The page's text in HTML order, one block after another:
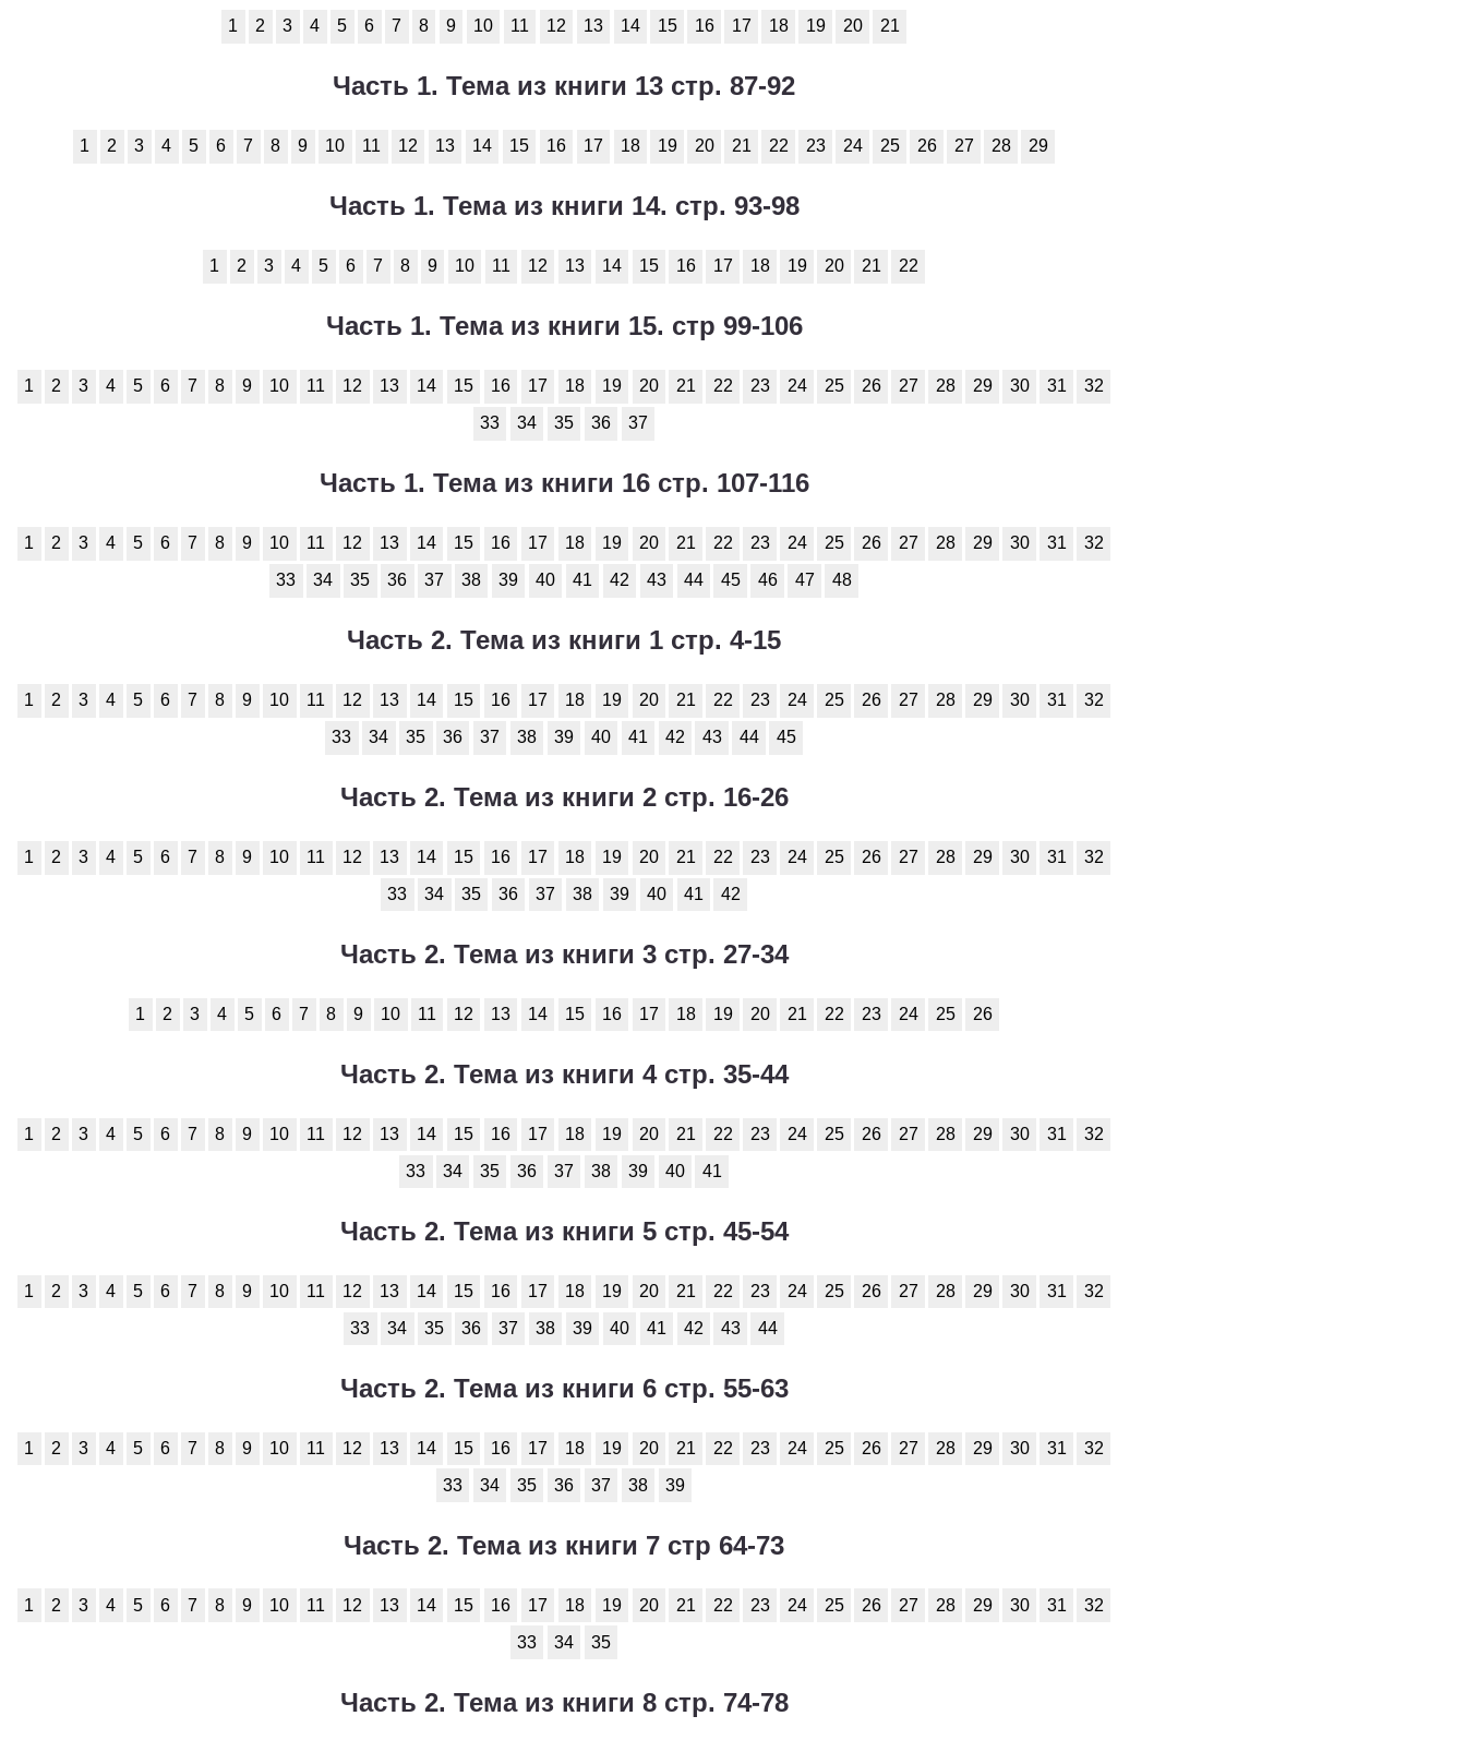
1 2 3 4 5 6 7 8 9 10 11 12 13 14 15 16 17 18 19 20 21
Часть 1. Тема из книги 13 стр. 87-92
1 2 3 4 5 6 7 8 9 10 11 12 13 14 15 16 17 18 19 20 21 22 23 24 25 26 27 28 29
Часть 1. Тема из книги 14. стр. 93-98
1 2 3 4 5 6 7 8 9 10 11 12 13 14 15 16 17 18 19 20 21 22
Часть 1. Тема из книги 15. стр 99-106
1 2 3 4 5 6 7 8 9 10 11 12 13 14 15 16 17 18 19 20 21 22 23 24 25 26 27 28 29 30 31
32
33
34 35 36 37
Часть 1. Тема из книги 16 стр. 107-116
1 2 3 4 5 6 7 8 9 10 11 12 13 14 15 16 17 18 19 20 21 22 23 24 25 26 27 28 29 30 31
32
33
34 35 36 37 38 39 40 41 42 43 44 45 46 47 48
Часть 2. Тема из книги 1 стр. 4-15
1 2 3 4 5 6 7 8 9 10 11 12 13 14 15 16 17 18 19 20 21 22 23 24 25 26 27 28 29 30 31
32
33
34 35 36 37 38 39 40 41 42 43 44 45
Часть 2. Тема из книги 2 стр. 16-26
1 2 3 4 5 6 7 8 9 10 11 12 13 14 15 16 17 18 19 20 21 22 23 24 25 26 27 28 29 30 31
32
33
34 35 36 37 38 39 40 41 42
Часть 2. Тема из книги 3 стр. 27-34
1 2 3 4 5 6 7 8 9 10 11 12 13 14 15 16 17 18 19 20 21 22 23 24 25 26
Часть 2. Тема из книги 4 стр. 35-44
1 2 3 4 5 6 7 8 9 10 11 12 13 14 15 16 17 18 19 20 21 22 23 24 25 26 27 28 29 30 31
32
33
34 35 36 37 38 39 40 41
Часть 2. Тема из книги 5 стр. 45-54
1 2 3 4 5 6 7 8 9 10 11 12 13 14 15 16 17 18 19 20 21 22 23 24 25 26 27 28 29 30 31
32
33
34 35 36 37 38 39 40 41 42 43 44
Часть 2. Тема из книги 6 стр. 55-63
1 2 3 4 5 6 7 8 9 10 11 12 13 14 15 16 17 18 19 20 21 22 23 24 25 26 27 28 29 30 31
32
33
34 35 36 37 38 39
Часть 2. Тема из книги 7 стр 64-73
1 2 3 4 5 6 7 8 9 10 11 12 13 14 15 16 17 18 19 20 21 22 23 24 25 26 27 28 29 30 31
32
33
34 35
Часть 2. Тема из книги 8 стр. 74-78